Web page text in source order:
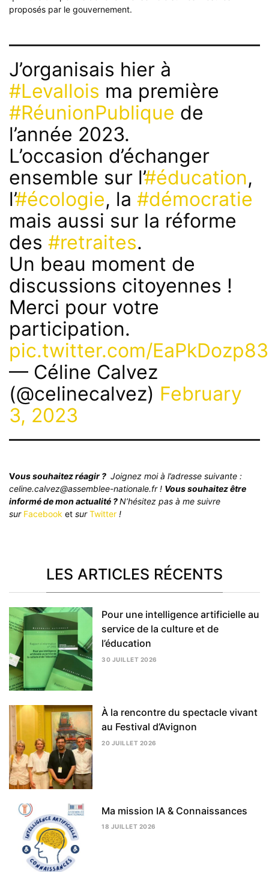
proposés par le gouvernement.
J’organisais hier à
#Levallois ma première
#RéunionPublique de
l’année 2023.
L’occasion d’échanger
ensemble sur l’#éducation,
l’#écologie, la #démocratie
mais aussi sur la réforme
des #retraites.
Un beau moment de
discussions citoyennes !
Merci pour votre
participation.
pic.twitter.com/EaPkDozp83
— Céline Calvez
(@celinecalvez) February
3, 2023
Vous souhaitez réagir ? Joignez moi à l’adresse suivante :
celine.calvez@assemblee-nationale.fr ! Vous souhaitez être
informé de mon actualité ?N’hésitez pas à me suivre
sur Facebook et surTwitter !
LES ARTICLES RÉCENTS
Pour une intelligence artificielle au
service de la culture et de
l’éducation
30 JUILLET 2026
À la rencontre du spectacle vivant
au Festival d’Avignon
20 JUILLET 2026
Ma mission IA & Connaissances
18 JUILLET 2026